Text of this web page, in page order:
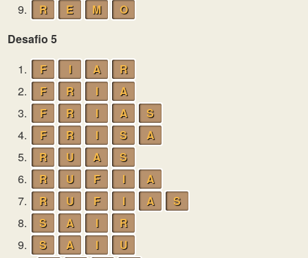
9.
R E M
O
Desafio 5
1.
F I A
R
2.
F R I
A
3.
F R I A
S
4.
F R I S
A
5.
R U A
S
6.
R U F I
A
7.
R U F I A
S
8.
S A I
R
9.
S A I
U